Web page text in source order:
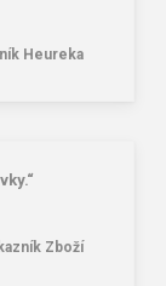
Heureka
Zboží